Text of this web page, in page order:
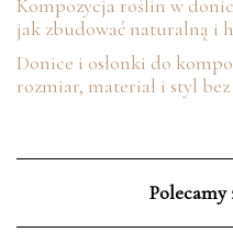
Kompozycja roślin w
jak zbudować naturalną i
Donice i osłonki do
rozmiar, materiał i styl
Polecamy